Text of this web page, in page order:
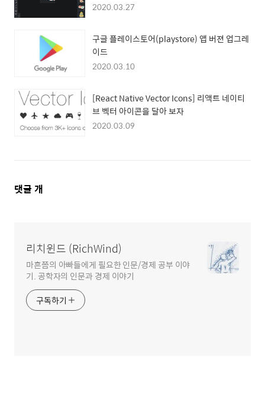
2020.03.27
구글 플레이스토어(playstore) 앱 버젼 업그레
이드
2020.03.10
[React Native Vector Icons] 리액트 네이티
브 벡터 아이콘을 달아 보자
2020.03.09
댓
댓글 개
리치윈드 (RichWind)
마흔쯤의 아빠들에게 필요한 인문/경제 공부 이야
기. 공학자의 인문과 경제 이야기
구독하기